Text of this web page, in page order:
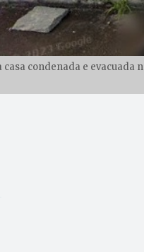
condenada e evacuada